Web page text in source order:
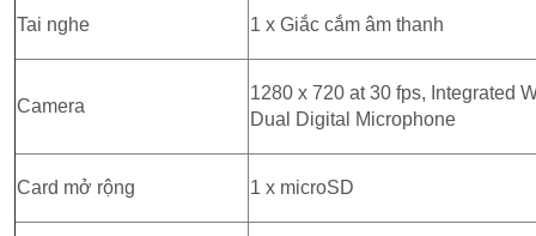
Tai nghe 1 x Giắc cắm âm thanh
Camera
1280 x 720 at 30 fps, Integrated
Dual Digital Microphone
Card mở rộng 1 x microSD